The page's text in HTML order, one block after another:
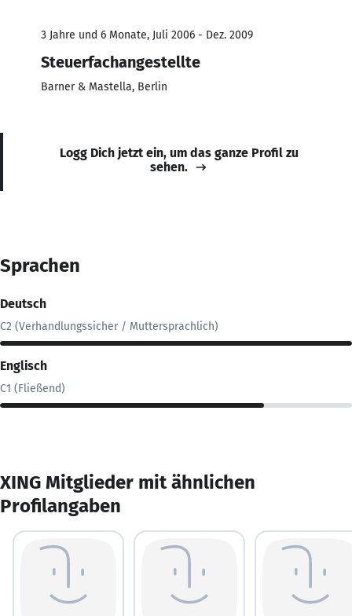
3 Jahre und 6 Monate, Juli 2006 - Dez. 2009
Steuerfachangestellte
Barner & Mastella, Berlin
Logg Dich jetzt ein, um das ganze Profil zu
sehen.
Sprachen
Deutsch
C2 (Verhandlungssicher / Muttersprachlich)
Englisch
C1 (Fließend)
XING Mitglieder mit ähnlichen
Profilangaben